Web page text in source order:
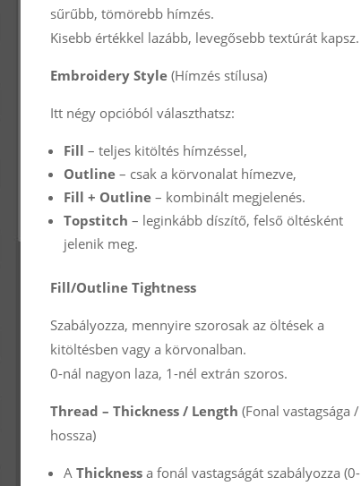
sűrűbb, tömörebb hímzés.
Kisebb értékkel lazább, levegősebb textúrát kapsz.
Embroidery Style(Hímzés stílusa)
Itt négy opcióból választhatsz:
Fill – teljes kitöltés hímzéssel,
Outline– csak a körvonalat hímezve,
Fill + Outline– kombinált megjelenés.
Topstitch – leginkább díszítő, felső öltésként
jelenik meg.
Fill/Outline Tightness
Szabályozza, mennyire szorosak az öltések a
kitöltésben vagy a körvonalban.
0-nál nagyon laza, 1-nél extrán szoros.
Thread – Thickness / Length (Fonal vastagsága /
hossza)
A Thicknessa fonál vastagságát szabályozza (0-